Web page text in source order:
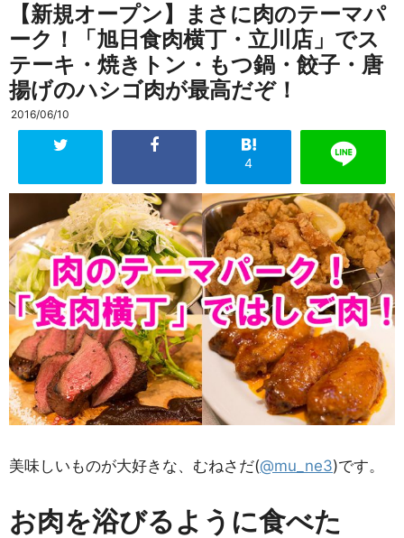
【新規オープン】まさに肉のテーマパ
ーク！「旭日食肉横丁・立川店」でス
テーキ・焼きトン・もつ鍋・餃子・唐
揚げのハシゴ肉が最高だぞ！
2016/06/10
4
美味しいものが大好きな、むねさだ(@mu_ne3)です。
お肉を浴びるように食べた